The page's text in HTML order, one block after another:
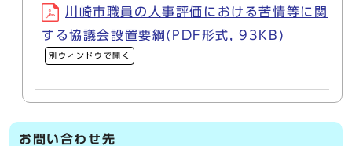
川崎市職員の人事評価における苦情等に関
する協議会設置要綱(PDF形式, 93KB)
別ウィンドウで開く
お問い合わせ先